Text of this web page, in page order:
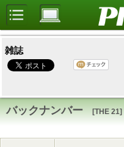
雑誌
バックナンバー [THE 21]